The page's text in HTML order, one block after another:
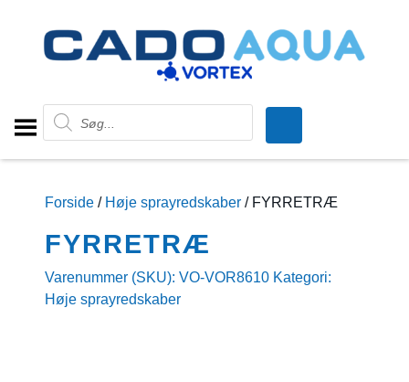
Products search
Forside / Høje sprayredskaber / FYRRETRÆ
FYRRETRÆ
Varenummer (SKU): VO-VOR8610 Kategori:
Høje sprayredskaber